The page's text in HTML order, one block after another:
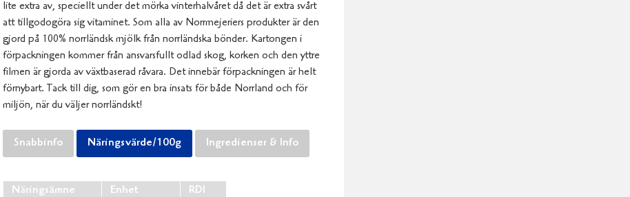
lite extra av, speciellt under det mörka vinterhalvåret då det är extra svårt
att tillgodogöra sig vitaminet. Som alla av Norrmejeriers produkter är den
gjord på 100% norrländsk mjölk från norrländska bönder. Kartongen i
förpackningen kommer från ansvarsfullt odlad skog, korken och den yttre
filmen är gjorda av växtbaserad råvara. Det innebär förpackningen är helt
förnybart. Tack till dig, som gör en bra insats för både Norrland och för
miljön, när du väljer norrländskt!
Snabbinfo Näringsvärde/100g Ingredienser & Info
Näringsämne Enhet
RDI